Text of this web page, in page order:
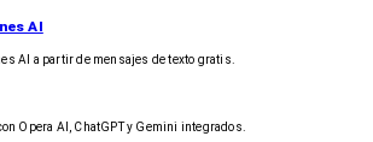
AI
AI a partir de mensajes de texto gratis.
Opera AI, ChatGPT y Gemini integrados.